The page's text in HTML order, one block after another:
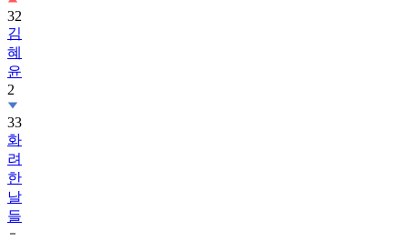
32
김
혜
윤
2
33
화
려
한
날
들